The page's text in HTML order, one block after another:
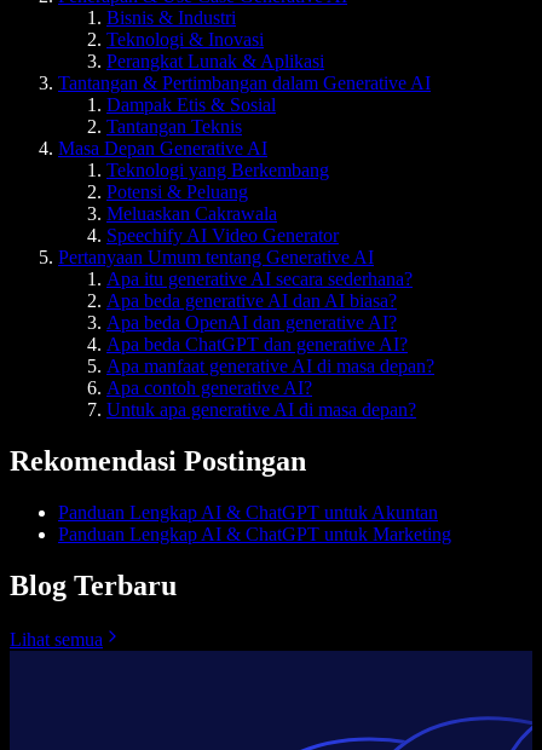
Bisnis & Industri
Teknologi & Inovasi
Perangkat Lunak & Aplikasi
Tantangan & Pertimbangan dalam Generative AI
Dampak Etis & Sosial
Tantangan Teknis
Masa Depan Generative AI
Teknologi yang Berkembang
Potensi & Peluang
Meluaskan Cakrawala
Speechify AI Video Generator
Pertanyaan Umum tentang Generative AI
Apa itu generative AI secara sederhana?
Apa beda generative AI dan AI biasa?
Apa beda OpenAI dan generative AI?
Apa beda ChatGPT dan generative AI?
Apa manfaat generative AI di masa depan?
Apa contoh generative AI?
Untuk apa generative AI di masa depan?
Rekomendasi Postingan
Panduan Lengkap AI & ChatGPT untuk Akuntan
Panduan Lengkap AI & ChatGPT untuk Marketing
Blog Terbaru
Lihat semua